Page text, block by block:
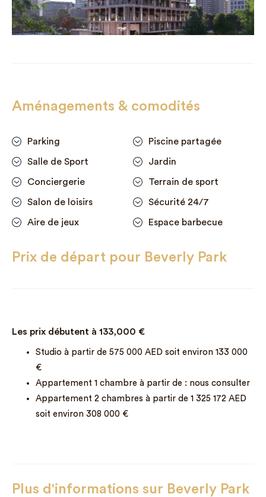
Aménagements & comodités
Parking Piscine partagée
Salle de Sport Jardin
Conciergerie Terrain de sport
Salon de loisirs Sécurité 24/7
Aire de jeux Espace barbecue
Prix de départ pour Beverly Park
Les prix débutent à 133,000 €
Studio à partir de 575 000 AED soit environ 133 000
€
Appartement 1 chambre à partir de : nous consulter
Appartement 2 chambres à partir de 1 325 172 AED
soit environ 308 000 €
Plus d'informations sur Beverly Park